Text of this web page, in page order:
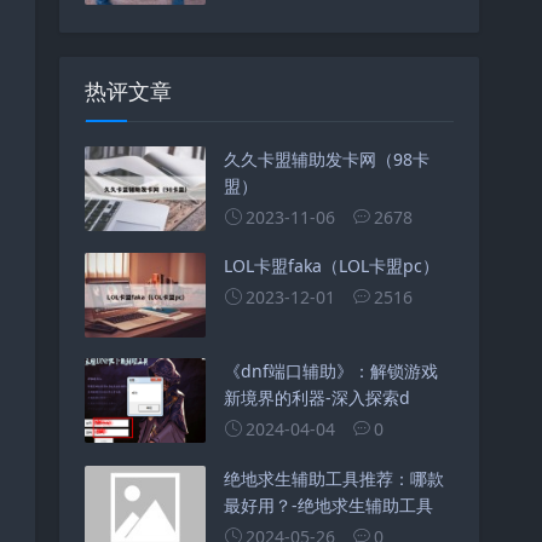
热评文章
久久卡盟辅助发卡网（98卡
盟）
2023-11-06
2678
LOL卡盟faka（LOL卡盟pc）
2023-12-01
2516
《dnf端口辅助》：解锁游戏
新境界的利器-深入探索d
2024-04-04
0
绝地求生辅助工具推荐：哪款
最好用？-绝地求生辅助工具
2024-05-26
0